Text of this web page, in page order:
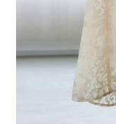
１．透過由恩沛科技股份
易，需依本服務之必要範
權轉讓予恩沛科技股份有
２．關於個人資料處理事
３．未成年的使用者請事
「AFTEE先享後付」，若
４．使用「AFTEE先享後
時審查核予不同之上限額